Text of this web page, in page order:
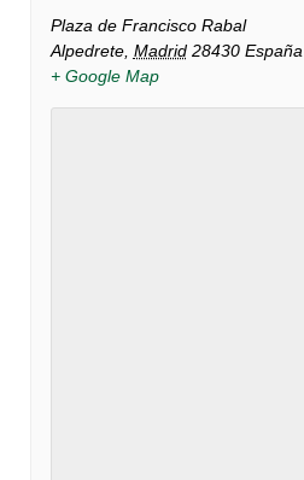
Plaza de Francisco Rabal
Alpedrete, Madrid 28430 España
+ Google Map